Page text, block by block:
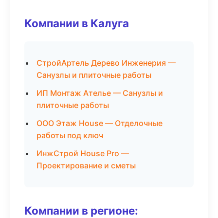
Компании в Калуга
СтройАртель Дерево Инженерия —
Санузлы и плиточные работы
ИП Монтаж Ателье — Санузлы и
плиточные работы
ООО Этаж House — Отделочные
работы под ключ
ИнжСтрой House Pro —
Проектирование и сметы
Компании в регионе: